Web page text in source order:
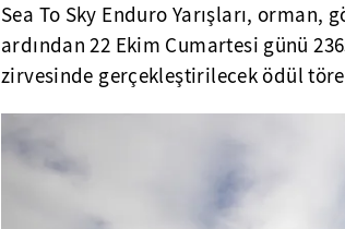
Sea To Sky Enduro Yarışları, orman,
ardından 22 Ekim Cumartesi günü
zirvesinde gerçekleştirilecek ödül